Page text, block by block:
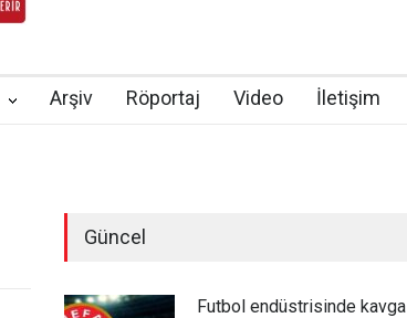
Arşiv Röportaj Video İletişim
Güncel
Futbol endüstrisinde kavga